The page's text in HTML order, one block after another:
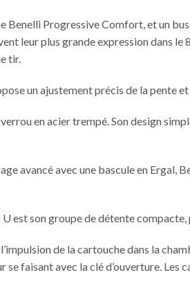
Benelli Progressive Comfort, et un
leur plus grande expression dans
tir.
un ajustement précis de la pente
en acier trempé. Son design
avancé avec une bascule en
est son groupe de détente
de la cartouche dans la
se faisant avec la clé d’ouverture. Les